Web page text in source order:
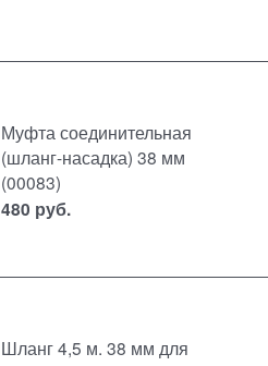
Муфта соединительная
(шланг-насадка) 38 мм
(00083)
480 руб.
Шланг 4,5 м. 38 мм для